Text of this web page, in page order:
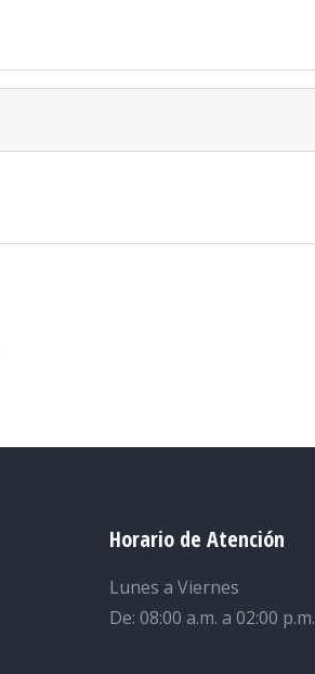
Horario de Atención
Lunes a Viernes
De: 08:00 a.m. a 02:00 p.m.